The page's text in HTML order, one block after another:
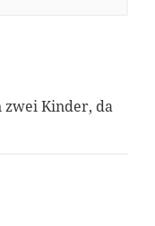
Kinder, da